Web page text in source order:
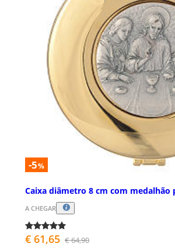
-5%
Caixa diâmetro 8 cm com medalhão
A CHEGAR
€ 61,65 € 64,90